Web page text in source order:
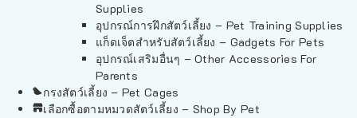
Supplies
อุปกรณ์การฝึกสัตว์เลี้ยง – Pet Training Supplies
แก็ดเจ็ตสำหรับสัตว์เลี้ยง – Gadgets For Pets
อุปกรณ์เสริมอื่นๆ – Other Accessories For
Parents
กรงสัตว์เลี้ยง – Pet Cages
เลือกซื้อตามหมวดสัตว์เลี้ยง – Shop By Pet